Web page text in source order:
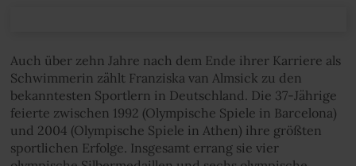
Auch über zehn Jahre nach dem Ende ihrer Karriere als
Schwimmerin zählt Franziska van Almsick zu den
bekanntesten Sportlern in Deutschland. Die 37-Jährige
feierte zwischen 1992 (Olympische Spiele in Barcelona)
und 2004 (Olympische Spiele in Athen) ihre größten
sportlichen Erfolge. Insgesamt errang sie vier